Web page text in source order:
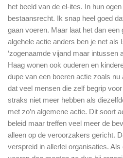
het beeld van de el-ites. In hun
bestaansrecht. Ik snap heel goed
gaan voeren. Maar laat het dan een
algehele actie anders ben je net als
‘zogenaamde vijand maar intussen
Haag wonen ook ouderen en
dupe van een boeren actie zoals
dat veel mensen die zelf begrip
straks niet meer hebben als
met zo’n algemene actie. Dit soort
beleid maar treffen veel meer de
alleen op de veroorzakers gericht.
verspreid in allerlei organisaties.